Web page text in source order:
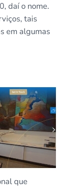
daí o nome.
tais
em algumas
que